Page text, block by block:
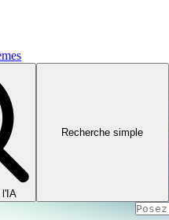
l'IA
Recherche simple